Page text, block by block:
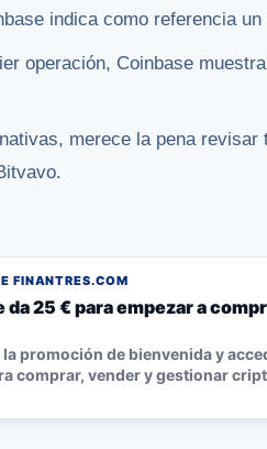
indica como referencia
operación, Coinbase
merece la pena
FINANTRES.COM
da 25 € para empezar a
promoción de bienvenida y
comprar, vender y gestionar